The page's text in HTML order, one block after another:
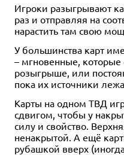
Игроки разыгрывают
раз и отправляя на
нарастить там свою
У большинства карт
– мгновенные, которые
розыгрыше, или
пока их источники
Карты на одном ТВД
сдвигом, чтобы у
силу и свойство.
ненакрытой. А ещё
рубашкой вверх